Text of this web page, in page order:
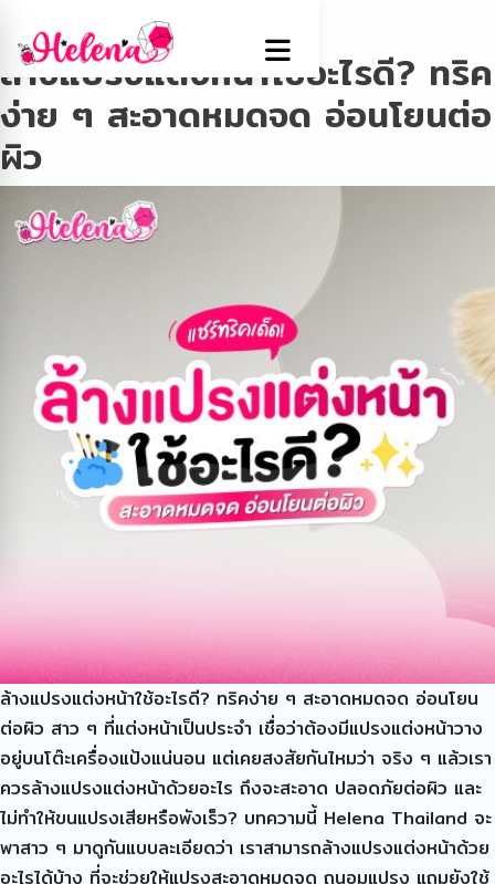
Tag:แปรงแต่งหน้า
ล้างแปรงแต่งหน้าใช้อะไรดี? ทริค
ง่าย ๆ สะอาดหมดจด อ่อนโยนต่อ
ผิว
ล้างแปรงแต่งหน้าใช้อะไรดี? ทริคง่าย ๆ สะอาดหมดจด อ่อนโยน
ต่อผิว สาว ๆ ที่แต่งหน้าเป็นประจำ เชื่อว่าต้องมีแปรงแต่งหน้าวาง
อยู่บนโต๊ะเครื่องแป้งแน่นอน แต่เคยสงสัยกันไหมว่า จริง ๆ แล้วเรา
ควรล้างแปรงแต่งหน้าด้วยอะไร ถึงจะสะอาด ปลอดภัยต่อผิว และ
ไม่ทำให้ขนแปรงเสียหรือพังเร็ว? บทความนี้ Helena Thailand จะ
พาสาว ๆ มาดูกันแบบละเอียดว่า เราสามารถล้างแปรงแต่งหน้าด้วย
อะไรได้บ้าง ที่จะช่วยให้แปรงสะอาดหมดจด ถนอมแปรง แถมยังใช้